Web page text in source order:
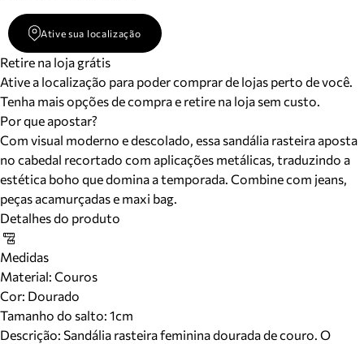
Ative sua localização
Retire na loja grátis
Ative a localização para poder comprar de lojas perto de você.
Tenha mais opções de compra e retire na loja sem custo.
Por que apostar?
Com visual moderno e descolado, essa sandália rasteira aposta
no cabedal recortado com aplicações metálicas, traduzindo a
estética boho que domina a temporada. Combine com jeans,
peças acamurçadas e maxi bag.
Detalhes do produto
Medidas
Material: Couros
Cor: Dourado
Tamanho do salto: 1cm
Descrição: Sandália rasteira feminina dourada de couro. O